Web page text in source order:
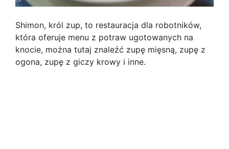
Shimon, król zup, to restauracja dla robotników,
która oferuje menu z potraw ugotowanych na
knocie, można tutaj znaleźć zupę mięsną, zupę z
ogona, zupę z giczy krowy i inne.